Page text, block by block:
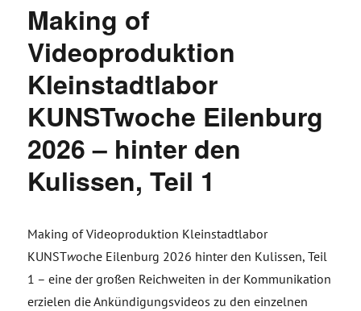
Making of
Videoproduktion
Kleinstadtlabor
KUNSTwoche Eilenburg
2026 – hinter den
Kulissen, Teil 1
Making of Videoproduktion Kleinstadtlabor
KUNSTwoche Eilenburg 2026 hinter den Kulissen, Teil
1 – eine der großen Reichweiten in der Kommunikation
erzielen die Ankündigungsvideos zu den einzelnen